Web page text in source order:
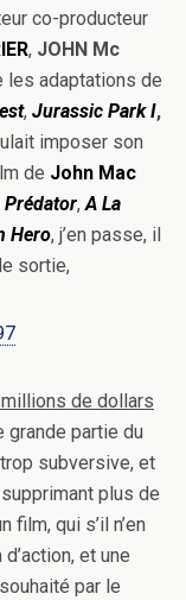
co-producteur
, JOHN Mc
les adaptations de
, Jurassic Park I,
imposer son
de John Mac
Prédator,A La
Hero, j’en passe, il
sortie,
de dollars
grande partie du
subversive, et
plus de
film, qui s’il n’en
et une
par le